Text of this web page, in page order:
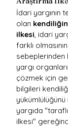
İdari yargının
olan
ilkesi, idari
farklı
sebeplerinden
yargı
çözmek için
bilgileri
yargıda
ilkesi"